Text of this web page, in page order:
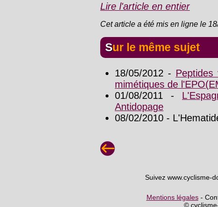
Lire l'article en entier
Cet article a été mis en ligne le
Sur le même sujet
18/05/2012 -
mimétiques de
01/08/2011 -
Antidopage
08/02/2010 -
Suivez www.cyclisme-
Mentions légales-
©